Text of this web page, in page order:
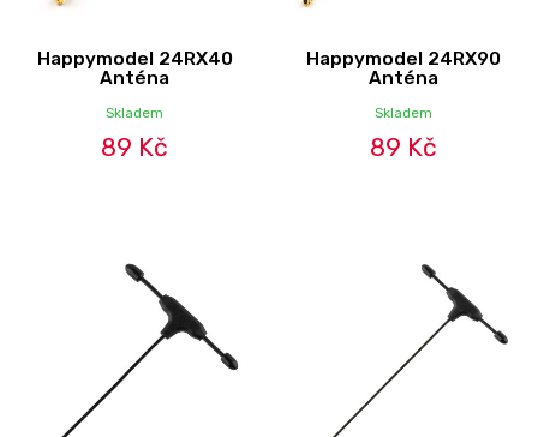
Happymodel 24RX40
Anténa
Skladem
89 Kč
Happymodel 24RX90
Anténa
Skladem
89 Kč